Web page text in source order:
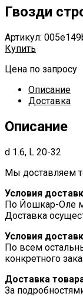
Гвозди
Артикул:
Купить
Цена по запросу
Описание
Доставка
Описание
d 1.6, L 20-32
Мы доставляем
Условия
По Йошкар-Оле
Доставка
Условия
По всем
конкретного
Доставка
За